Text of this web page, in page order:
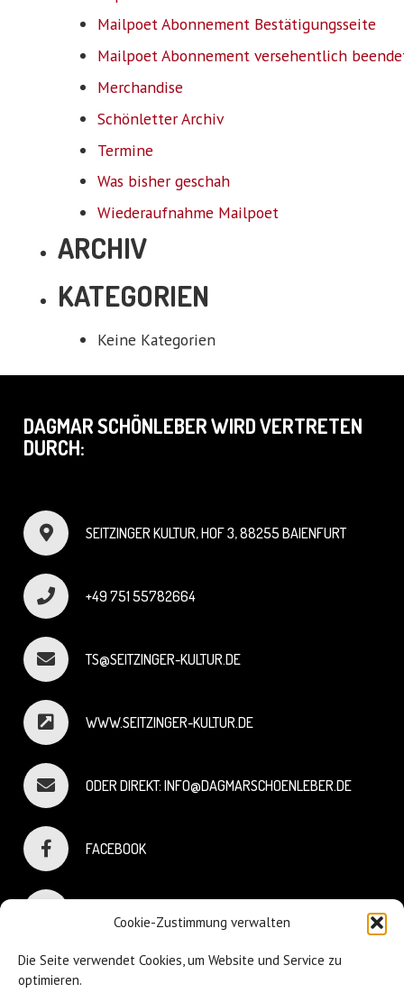
Cookie-Zustimmung verwalten
Die Seite verwendet Cookies, um Website und Service zu
optimieren.
Mailpoet Abonnement Bestätigungsseite
Mailpoet Abonnement versehentlich
Merchandise
Schönletter Archiv
Termine
Was bisher geschah
Wiederaufnahme Mailpoet
ARCHIV
KATEGORIEN
Keine Kategorien
DAGMAR SCHÖNLEBER WIRD VERTRETEN
DURCH:
SEITZINGER KULTUR, HOF 3, 88255 BAIENFURT
+49 751 55782664
TS@SEITZINGER-KULTUR.DE
WWW.SEITZINGER-KULTUR.DE
ODER DIREKT: INFO@DAGMARSCHOENLEBER.DE
FACEBOOK